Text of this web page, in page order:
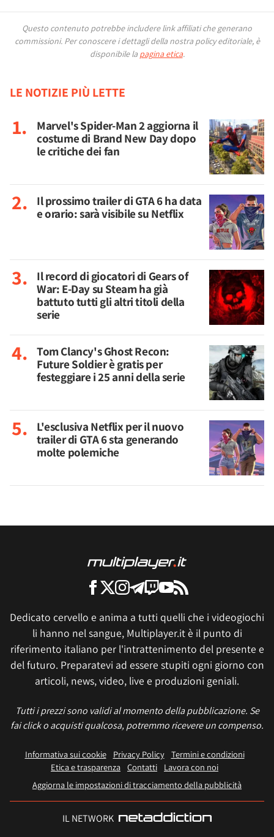
Questo contenuto potrebbe includere link affiliati che generano
commissioni. Per conoscere i dettagli della nostra policy editoriale, è
disponibile la pagina etica.
LE NOTIZIE PIÙ LETTE
Marvel's Spider-Man 2 aggiorna il
costume di Brand New Day dopo
le critiche dei fan
Il prossimo trailer di GTA 6 ha data
e orario: sarà visibile su Netflix
Il record di giocatori di Gears of
War: E-Day su Steam ha già
battuto tutti gli altri titoli della
serie
Tom Clancy's Ghost Recon:
Future Soldier è gratis per
festeggiare i 25 anni della serie
L'esclusiva Netflix per il nuovo
trailer di GTA 6 sta generando
molte polemiche
Dedicato cervello e anima a tutti quelli che i videogiochi
li hanno nel sangue, Multiplayer.it è il punto di
riferimento italiano per l'intrattenimento del presente e
del futuro. Preparatevi ad essere stupiti ogni giorno con
articoli, news, video, live e produzioni geniali.
Tutti i prezzi sono validi al momento della pubblicazione. Se
fai click o acquisti qualcosa, potremmo ricevere un compenso.
Informativa sui cookie Privacy Policy
Termini e condizioni
Etica e trasparenza Contatti
Lavora con noi
Aggiorna le impostazioni di tracciamento della pubblicità
IL NETWORK